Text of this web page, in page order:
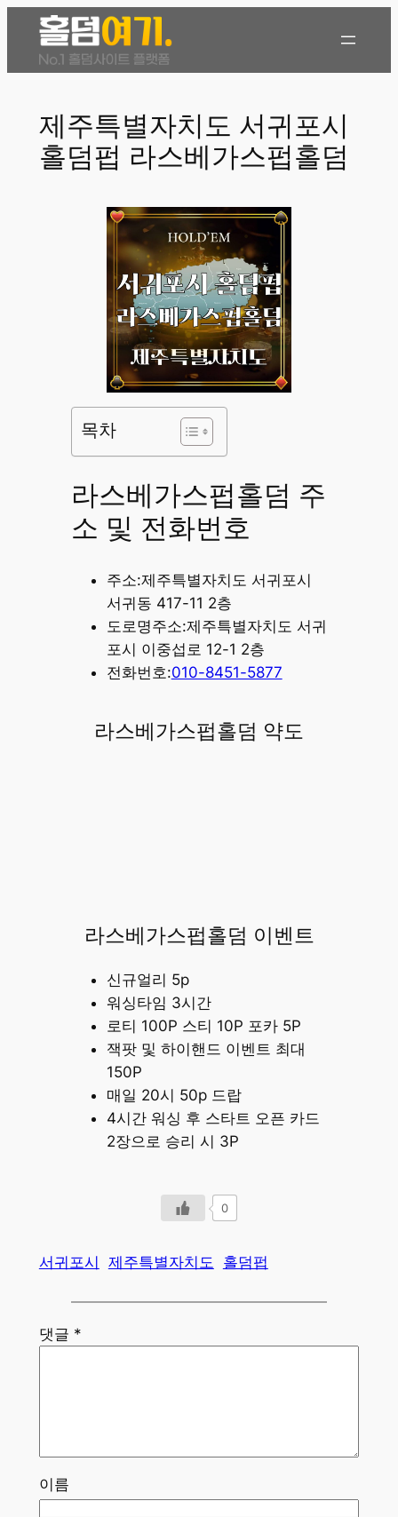
제주특별자치도 서귀포시
홀덤펍 라스베가스펍홀덤
목차
라스베가스펍홀덤 주
소 및 전화번호
주소:제주특별자치도 서귀포시
서귀동 417-11 2층
도로명주소:제주특별자치도 서귀
포시 이중섭로 12-1 2층
전화번호:010-8451-5877
라스베가스펍홀덤 약도
라스베가스펍홀덤 이벤트
신규얼리 5p
워싱타임 3시간
로티 100P 스티 10P 포카 5P
잭팟 및 하이핸드 이벤트 최대
150P
매일 20시 50p 드랍
4시간 워싱 후 스타트 오픈 카드
2장으로 승리 시 3P
0
서귀포시 제주특별자치도 홀덤펍
댓글 *
이름